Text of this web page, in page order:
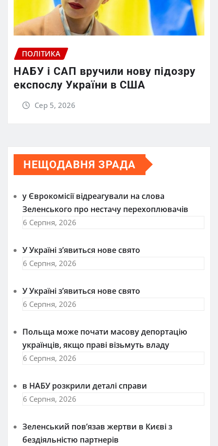
ПОЛІТИКА
НАБУ і САП вручили нову підозру
експослу України в США
Сер 5, 2026
НЕЩОДАВНЯ ЗРАДА
у Єврокомісії відреагували на слова
Зеленського про нестачу перехоплювачів
6 Серпня, 2026
У Україні з’явиться нове свято
6 Серпня, 2026
У Україні з’явиться нове свято
6 Серпня, 2026
Польща може почати масову депортацію
українців, якщо праві візьмуть владу
6 Серпня, 2026
в НАБУ розкрили деталі справи
6 Серпня, 2026
Зеленський пов’язав жертви в Києві з
бездіяльністю партнерів